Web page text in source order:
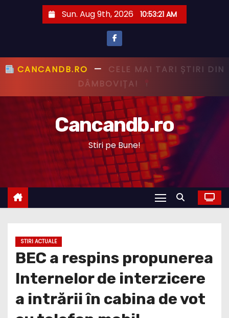
Sun. Aug 9th, 2026 10:53:21 AM
CANCANDB.RO— PRIMUL CU ȘTIREA,
PRIMUL CU ADEVĂRUL!
Cancandb.ro
Stiri pe Bune!
STIRI ACTUALE
BEC a respins propunerea
Internelor de interzicere
a intrării în cabina de vot